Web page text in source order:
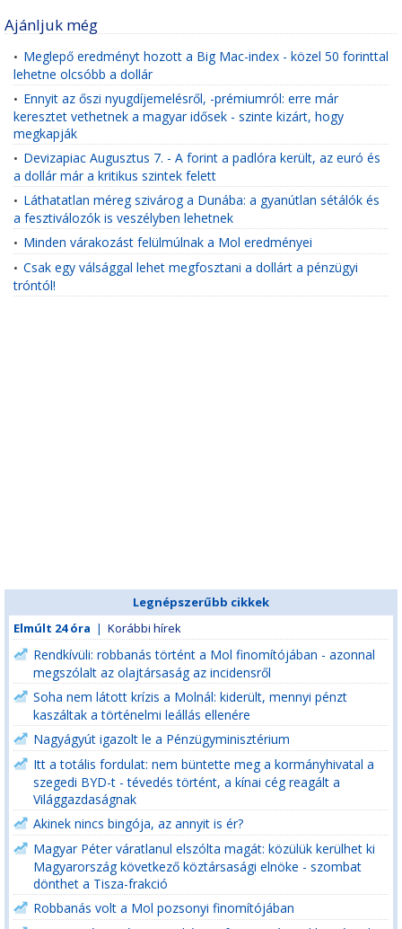
Ajánljuk még
• Meglepő eredményt hozott a Big Mac-index - közel 50 forinttal
lehetne olcsóbb a dollár
• Ennyit az őszi nyugdíjemelésről, -prémiumról: erre már
keresztet vethetnek a magyar idősek - szinte kizárt, hogy
megkapják
• Devizapiac Augusztus 7. - A forint a padlóra került, az euró és
a dollár már a kritikus szintek felett
• Láthatatlan méreg szivárog a Dunába: a gyanútlan sétálók és
a fesztiválozók is veszélyben lehetnek
• Minden várakozást felülmúlnak a Mol eredményei
• Csak egy válsággal lehet megfosztani a dollárt a pénzügyi
tróntól!
Legnépszerűbb cikkek
Elmúlt 24 óra | Korábbi hírek
Rendkívüli: robbanás történt a Mol finomítójában - azonnal
megszólalt az olajtársaság az incidensről
Soha nem látott krízis a Molnál: kiderült, mennyi pénzt
kaszáltak a történelmi leállás ellenére
Nagyágyút igazolt le a Pénzügyminisztérium
Itt a totális fordulat: nem büntette meg a kormányhivatal a
szegedi BYD-t - tévedés történt, a kínai cég reagált a
Világgazdaságnak
Akinek nincs bingója, az annyit is ér?
Magyar Péter váratlanul elszólta magát: közülük kerülhet ki
Magyarország következő köztársasági elnöke - szombat
dönthet a Tisza-frakció
Robbanás volt a Mol pozsonyi finomítójában